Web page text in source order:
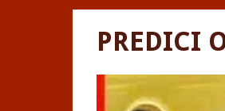
PREDICI